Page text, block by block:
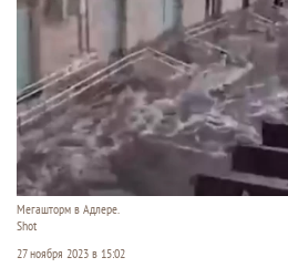
Мегашторм в Адлере.
Shot
27 ноября 2023 в 15:02